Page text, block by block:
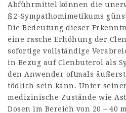
Abführmittel können die
ß2-Sympathomimetikums
Die Bedeutung dieser
eine rasche Erhöhung der
sofortige vollständige
in Bezug auf Clenbuterol als
den Anwender oftmals
tödlich sein kann. Unter
medizinische Zustände wie
Dosen im Bereich von 20 – 40